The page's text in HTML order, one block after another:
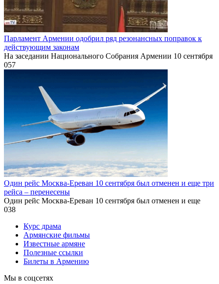
Парламент Армении одобрил ряд резонансных поправок к
действующим законам
На заседании Национального Собрания Армении 10 сентября
057
Один рейс Москва-Ереван 10 сентября был отменен и еще три
рейса – перенесены
Один рейс Москва-Ереван 10 сентября был отменен и еще
038
Курс драма
Армянские фильмы
Известные армяне
Полезные ссылки
Билеты в Армению
Мы в соцсетях